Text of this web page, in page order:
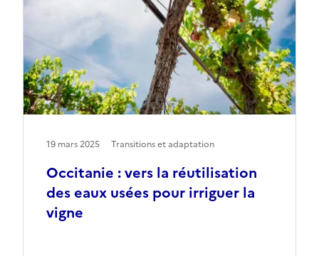
Occitanie : vers la réutilisation
des eaux usées pour irriguer la
vigne
19 mars 2025 Transitions et adaptation